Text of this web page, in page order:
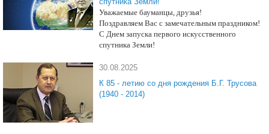
Уважаемые бауманцы, друзья!
Поздравляем Вас с замечательным праздником!
С Днем запуска первого искусственного
спутника Земли!
30.08.2025
К 85 - летию со дня рождения Б.Г. Трусова
(1940 - 2014)